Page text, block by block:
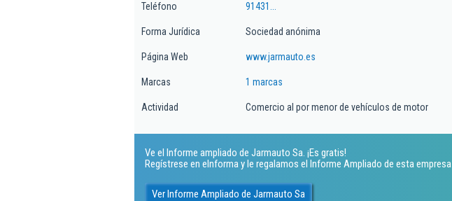
Teléfono 91431...
Forma Jurídica Sociedad anónima
Página Web www.jarmauto.es
Marcas 1 marcas
Actividad Comercio al por menor de vehículos de motor
Ve el Informe ampliado de Jarmauto Sa. ¡Es gratis!
Regístrese en eInforma y le regalamos el Informe Ampliado de esta empresa
Ver Informe Ampliado de Jarmauto Sa